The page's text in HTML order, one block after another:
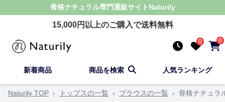
骨格ナチュラル専門通販サイト Naturily
15,000円以上のご購入で送料無料
0 0
新着商品 商品を検索 人気ランキング
Naturily TOP › トップスの一覧 › ブラウスの一覧 › 骨格ナチュラ